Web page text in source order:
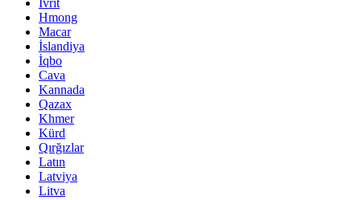
İvrit
Hmong
Macar
İslandiya
İqbo
Cava
Kannada
Qazax
Khmer
Kürd
Qırğızlar
Latın
Latviya
Litva